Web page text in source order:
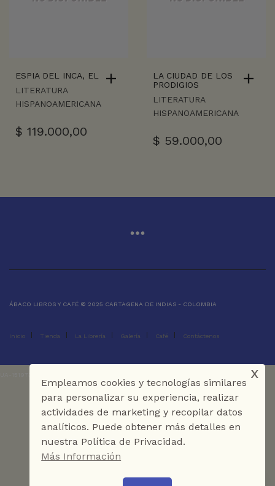
ESPIA DEL INCA, EL
LITERATURA
HISPANOAMERICANA
$ 119.000,00
LA CIUDAD DE LOS
PRODIGIOS
LITERATURA
HISPANOAMERICANA
$ 59.000,00
ÁBACO LIBROS Y CAFÉ © 2025 CARTAGENA DE INDIAS - COLOMBIA
Inicio Tienda La Librería Galería Café Contáctenos
Empleamos cookies y tecnologías similares
para personalizar su experiencia, realizar
actividades de marketing y recopilar datos
analíticos. Puede obtener más detalles en
nuestra Política de Privacidad.
Más Información
x